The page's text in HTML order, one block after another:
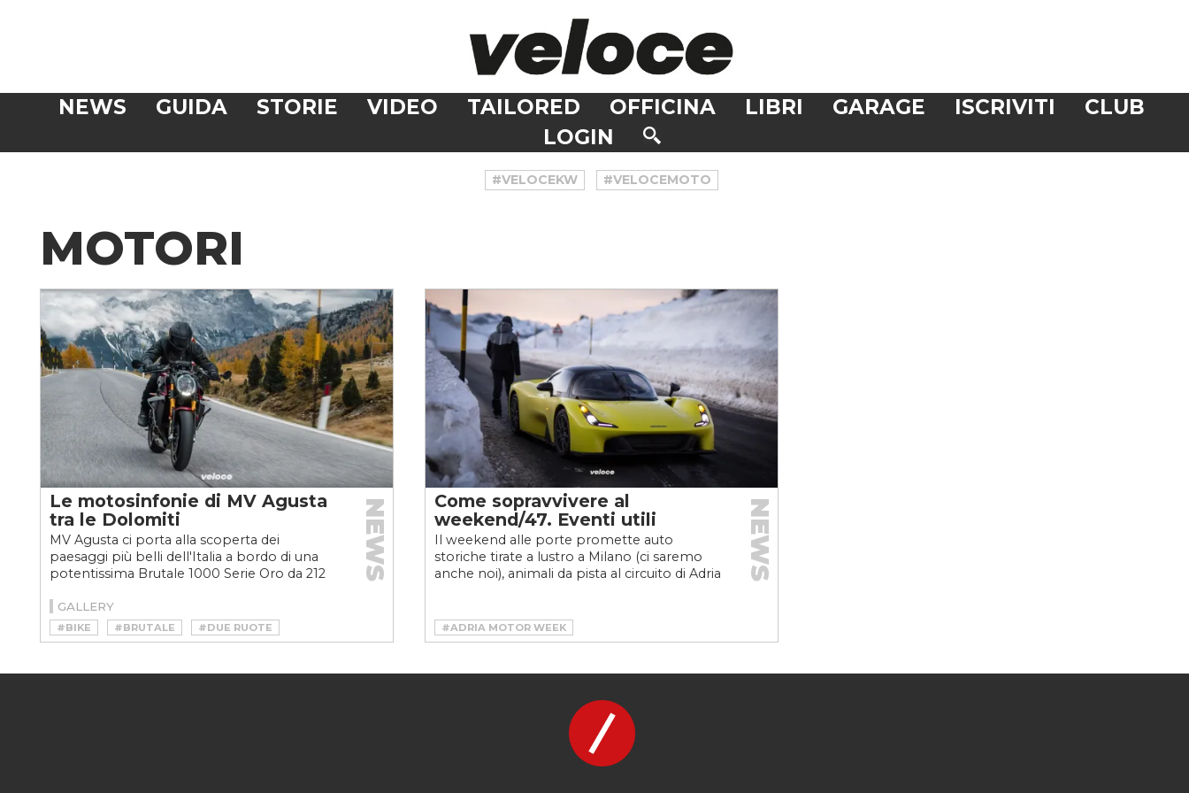
NEWS GUIDA STORIE VIDEO TAILORED OFFICINA LIBRI GARAGE ISCRIVITI
CLUB
LOGIN
#VELOCEKW #VELOCEMOTO
MOTORI
Le motosinfonie di MV Agusta
tra le Dolomiti
MV Agusta ci porta alla scoperta dei
paesaggi più belli dell'Italia a bordo di una
potentissima Brutale 1000 Serie Oro da 212
NEWS
GALLERY
#BIKE #BRUTALE
#DUE RUOTE
#MOTO
#MOTORI #MV AGUSTA
Come sopravvivere al
weekend/47. Eventi utili
Il weekend alle porte promette auto
storiche tirate a lustro a Milano (ci saremo
anche noi), animali da pista al circuito di Adria
NEWS
#ADRIA MOTOR WEEK
#CAPENA TUNING SHOW
#RADUNO LAND ROVER SARDEGNA
#TUNING #VINTAGE